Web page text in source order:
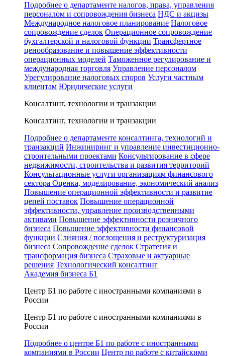
Подробнее о департаменте налогов, права, управления
персоналом и сопровождения бизнеса НДС и акцизы
Международное налоговое планирование Налоговое
сопровождение сделок Операционное сопровождение
бухгалтерской и налоговой функции Трансфертное
ценообразование и повышение эффективности
операционных моделей Таможенное регулирование и
международная торговля Управление персоналом
Урегулирование налоговых споров Услуги частным
клиентам Юридические услуги
Консалтинг, технологии и транзакции
Консалтинг, технологии и транзакции
Подробнее о департаменте консалтинга, технологий и
транзакций Инжиниринг и управление инвестиционно-
строительными проектами Консультирование в сфере
недвижимости, строительства и развития территорий
Консультационные услуги организациям финансового
сектора Оценка, моделирование, экономический анализ
Повышение операционной эффективности и развитие
цепей поставок Повышение операционной
эффективности, управление производственными
активами Повышение эффективности розничного
бизнеса Повышение эффективности финансовой
функции Слияния / поглощения и реструктуризация
бизнеса Сопровождение сделок Стратегия и
трансформация бизнеса Страховые и актуарные
решения Технологический консалтинг
Академия бизнеса Б1
Центр Б1 по работе с иностранными компаниями в
России
Центр Б1 по работе с иностранными компаниями в
России
Подробнее о центре Б1 по работе с иностранными
компаниями в России Центр по работе с китайскими